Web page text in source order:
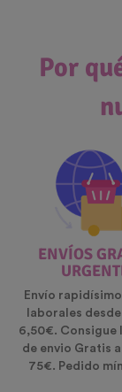
Por
ENVÍOS
Envío
laborales
6,50€. Consigue
de envio Gratis
75€. Pedido